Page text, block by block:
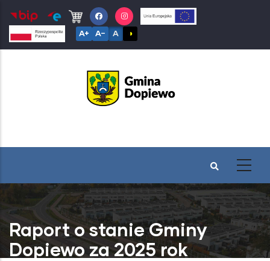
Przejdź
do
treści
A+ A− A ◑
Raport o stanie Gminy
Dopiewo za 2025 rok